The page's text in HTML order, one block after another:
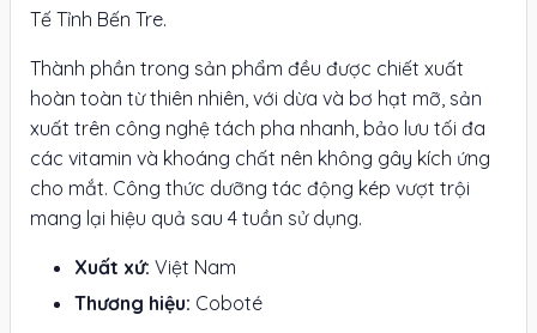
Tế Tỉnh Bến Tre.
Thành phần trong sản phẩm đều được chiết xuất
hoàn toàn từ thiên nhiên, với dừa và bơ hạt mỡ, sản
xuất trên công nghệ tách pha nhanh, bảo lưu tối đa
các vitamin và khoáng chất nên không gây kích ứng
cho mắt. Công thức dưỡng tác động kép vượt trội
mang lại hiệu quả sau 4 tuần sử dụng.
Xuất xứ: Việt Nam
Thương hiệu: Coboté